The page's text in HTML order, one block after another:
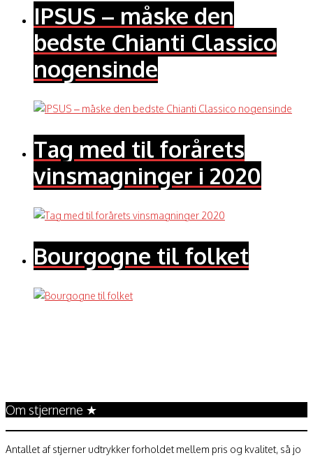
IPSUS – måske den
bedste Chianti Classico
nogensinde
Tag med til forårets
vinsmagninger i 2020
Bourgogne til folket
Om stjernerne ★
Antallet af stjerner udtrykker forholdet mellem pris og kvalitet, så jo